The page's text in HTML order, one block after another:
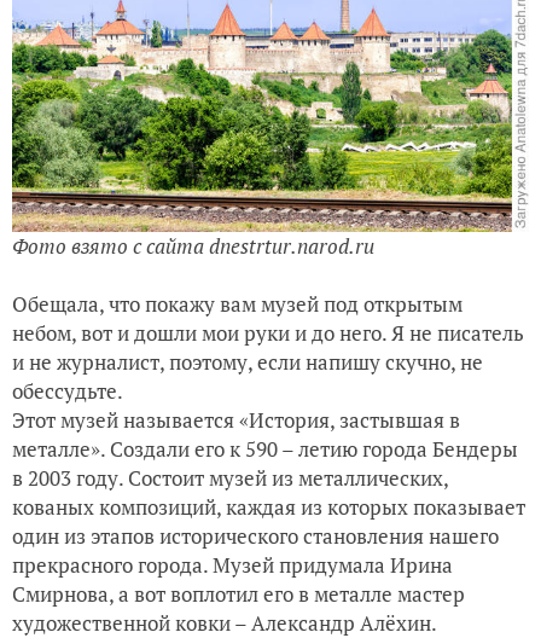
День памяти святых мучениц Веры, Надежды, Любови и
Подарки и ещё раз подарки!
День Республики!
Августовские проводы
Фото взято с сайта dnestrtur.narod.ru
Обещала, что покажу вам музей под открытым
небом, вот и дошли мои руки и до него. Я не писатель
и не журналист, поэтому, если напишу скучно, не
обессудьте.
Этот музей называется «История, застывшая в
металле». Создали его к 590 – летию города Бендеры
в 2003 году. Состоит музей из металлических,
кованых композиций, каждая из которых показывает
один из этапов исторического становления нашего
прекрасного города. Музей придумала Ирина
Смирнова, а вот воплотил его в металле мастер
художественной ковки – Александр Алёхин.